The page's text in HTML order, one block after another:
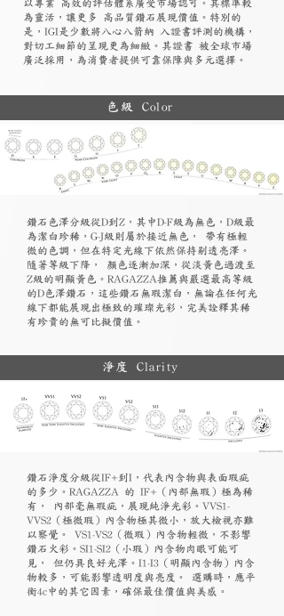
以專業 高效的評估體系廣受市場認可。其標準較
為靈活，讓更多 高品質鑽石展現價值。特別的
是，IGI是少數將八心八箭納 入證書評測的機構，
對切工細節的呈現更為細緻。其證書 被全球市場
廣泛採用，為消費者提供可靠保障與多元選擇。
色級 Color
鑽石色澤分級從D到Z，其中D-F級為無色，D級最
為潔白珍稀，G-J級則屬於接近無色， 帶有極輕
微的色調，但在特定光線下依然保持剔透亮澤。
隨著等級下降， 顏色逐漸加深，從淡黃色過渡至
Z級的明顯黃色。RAGAZZA推薦與嚴選最高等級
的D色澤鑽石，這些鑽石無瑕潔白，無論在任何光
線下都能展現出極致的璀璨光彩，完美詮釋其稀
有珍貴的無可比擬價值。
淨度 Clarity
鑽石淨度分級從IF+到I，代表內含物與表面瑕疵
的多少。RAGAZZA 的 IF+（內部無瑕）極為稀
有， 內部毫無瑕疵，展現純淨光彩。VVS1-
VVS2（極微瑕）內含物極其微小，放大檢視亦難
以察覺。 VS1-VS2（微瑕）內含物輕微，不影響
鑽石火彩。SI1-SI2（小瑕）內含物肉眼可能可
見， 但仍具良好光澤。I1-I3（明顯內含物）內含
物較多，可能影響透明度與亮度。 選購時，應平
衡4c中的其它因素，確保最佳價值與美感。